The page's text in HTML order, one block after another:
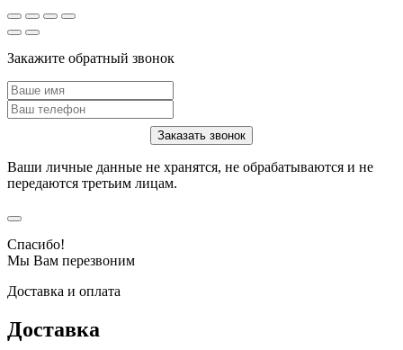
Закажите обратный звонок
Ваши личные данные не хранятся, не обрабатываются и не
передаются третьим лицам.
Спасибо!
Мы Вам перезвоним
Доставка и оплата
Доставка